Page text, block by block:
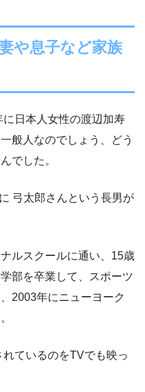
や息子など家族
日本人女性の渡辺加寿
般人なのでしょう、どう
でした。
弓太郎さんという長男が
ルスクールに通い、15歳
部を卒業して、スポーツ
2003年にニューヨーク
ているのをTVでも映っ